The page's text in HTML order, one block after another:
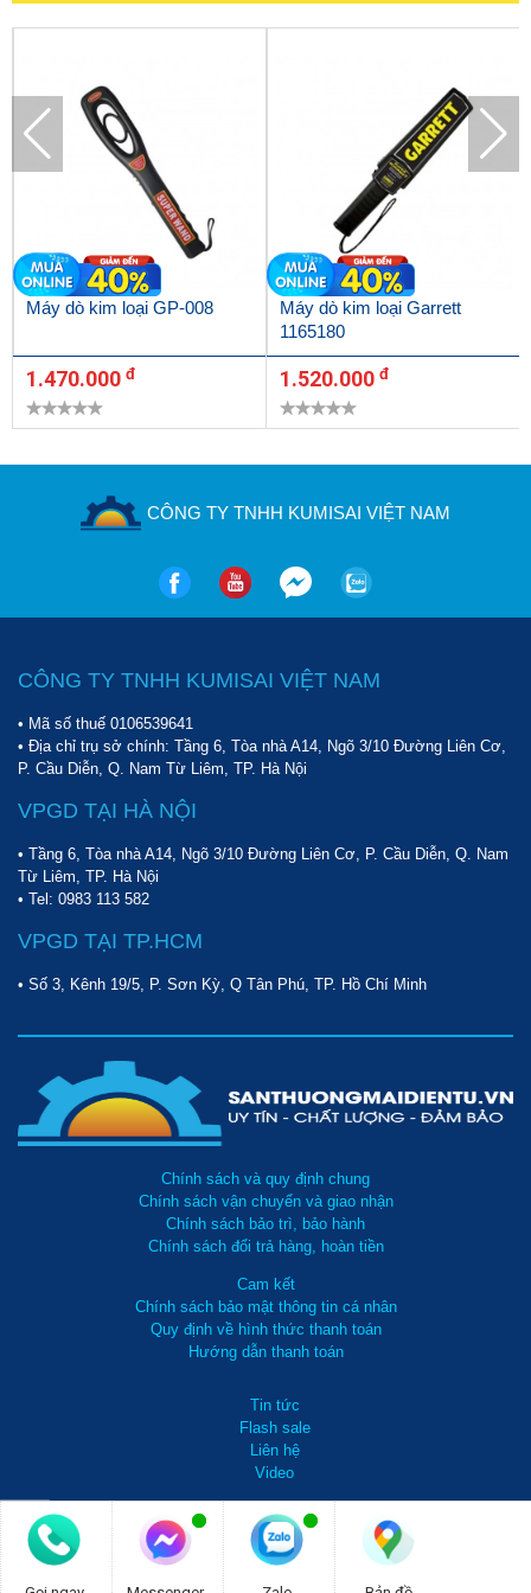
kim loại màu, kim loại đen và kim loại không gỉ. Do đó mà mọi
cơ thể, hàng hóa. Độ nhạy cao nhất là 15mm, tương đương với
đồng xu 25 cent Mỹ.
Đặc biệt, những model có 2 chiều phát hiện thăm dò cho nên có
thể sử dụng cả hai mặt của máy để dò tìm kim loại vô cùng tiện
Phát hiện kim loại nhạy bén
Thông báo rõ ràng
Để tránh bỏ sót kim loại, những chiếc máy dò tìm này được trang
bị hệ thống thông báo đa dạng. Khi ở trạng thái bình thường, máy
sẽ im lặng, đèn báo có màu xanh. Nhưng khi phát hiện kim loại
trong phạm vi dò, máy sẽ phát ra âm thanh, đèn báo chuyển
sang màu đỏ. Ngoài ra, bạn cũng có thể chuyển từ chế độ âm
thanh sang chế độ rung báo hiệu kim loại để âm thanh báo
không gây ảnh hưởng đến xung quanh.
Model máy dò kim loại MD3003B1 còn được thiết kế đèn báo
Tiết kiệm pin
Máy dò kim loại cầm tay MD3003B1
kiệm chi phí cho pin máy. Đi kèm với máy là bộ sạc.
Máy dò kim loại GP-008
1.470.000 đ
Máy dò kim loại Garrett
1165180
1.520.000 đ
CÔNG TY TNHH KUMISAI VIỆT NAM
CÔNG TY TNHH KUMISAI VIỆT NAM
• Mã số thuế 0106539641
• Địa chỉ trụ sở chính: Tầng 6, Tòa nhà A14, Ngõ 3/10 Đường Liên Cơ,
P. Cầu Diễn, Q. Nam Từ Liêm, TP. Hà Nội
VPGD TẠI HÀ NỘI
• Tầng 6, Tòa nhà A14, Ngõ 3/10 Đường Liên Cơ, P. Cầu Diễn, Q. Nam
Từ Liêm, TP. Hà Nội
• Tel: 0983 113 582
VPGD TẠI TP.HCM
• Số 3, Kênh 19/5, P. Sơn Kỳ, Q Tân Phú, TP. Hồ Chí Minh
Chính sách và quy định chung
Chính sách vận chuyển và giao nhận
Chính sách bảo trì, bảo hành
Chính sách đổi trả hàng, hoàn tiền
Cam kết
Chính sách bảo mật thông tin cá nhân
Quy định về hình thức thanh toán
Hướng dẫn thanh toán
Tin tức
Flash sale
Liên hệ
Video
0981 738 099